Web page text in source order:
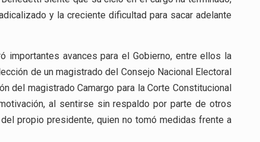
y la creciente dificultad para sacar adelante
importantes avances para el Gobierno, entre ellos la
de un magistrado del Consejo Nacional Electoral
del magistrado Camargo para la Corte Constitucional
al sentirse sin respaldo por parte de otros
propio presidente, quien no tomó medidas frente a